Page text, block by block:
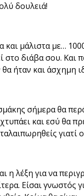
δουλειά!
και μάλιστα με…
στο διάβα σου. Και
ήταν και άσχημη
σήμερα θα
και εσύ θα
γιατί
η λέξη για να
Είσαι